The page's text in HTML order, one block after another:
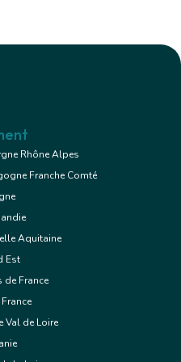
Rhône Alpes
Franche Comté
Aquitaine
Est
de France
Val de Loire